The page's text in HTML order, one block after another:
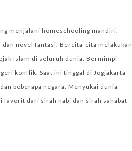
menjalani homeschooling mandiri.
novel fantasi. Bercita-cita melakukan
Islam di seluruh dunia. Bermimpi
konflik. Saat ini tinggal di Jogjakarta
beberapa negara. Menyukai dunia
favorit dari sirah nabi dan sirah sahabat-